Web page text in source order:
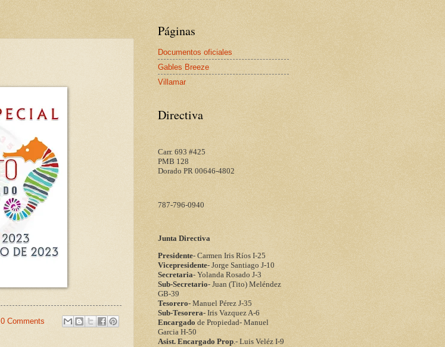
0 Comments
Páginas
Documentos oficiales
Gables Breeze
Villamar
Directiva
Carr. 693 #425
PMB 128
Dorado PR 00646-4802
787-796-0940
Junta Directiva
Presidente- Carmen Iris Ríos I-25
Vicepresidente- Jorge Santiago J-10
Secretaria- Yolanda Rosado J-3
Sub-Secretario- Juan (Tito) Meléndez
GB-39
Tesorero- Manuel Pérez J-35
Sub-Tesorera- Iris Vazquez A-6
Encargado de Propiedad- Manuel
Garcia H-50
Asist. Encargado Prop.- Luis Veléz I-9